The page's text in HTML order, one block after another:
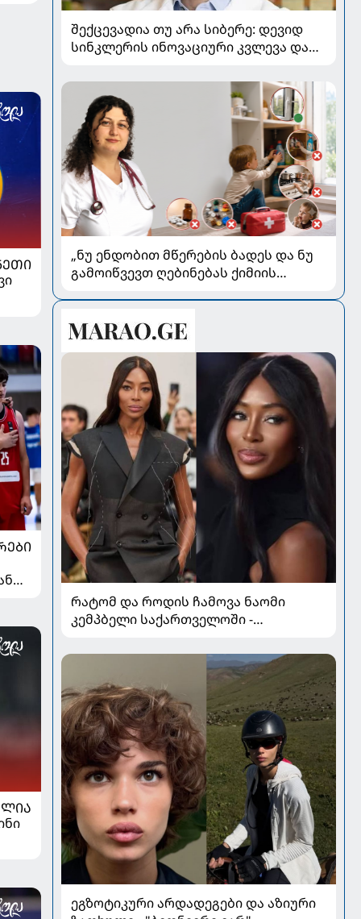
შექცევადია თუ არა სიბერე: დევიდ
სინკლერის ინოვაციური კვლევა და
„ნუ ენდობით მწერების ბადეს და ნუ
გამოიწვევთ ღებინებას ქიმიის
პედიატრ სალომე ახვლედიანის
რჩევები
რატომ და როდის ჩამოვა ნაომი
კემპბელი საქართველოში -
მოდის ისტორია შეცვალა
ეგზოტიკური არდადეგები და აზიური